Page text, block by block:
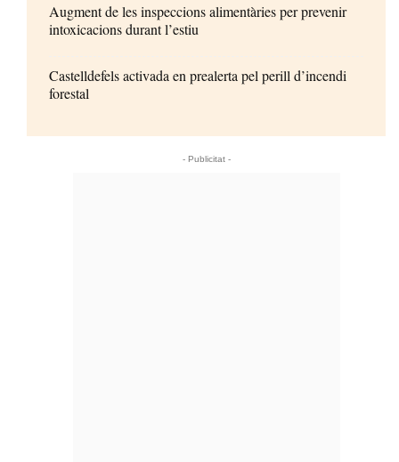
Augment de les inspeccions alimentàries per prevenir
intoxicacions durant l’estiu
Castelldefels activada en prealerta pel perill d’incendi
forestal
- Publicitat -